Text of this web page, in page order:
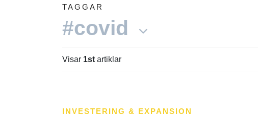
TAGGAR
#covid
Visar 1st artiklar
INVESTERING & EXPANSION